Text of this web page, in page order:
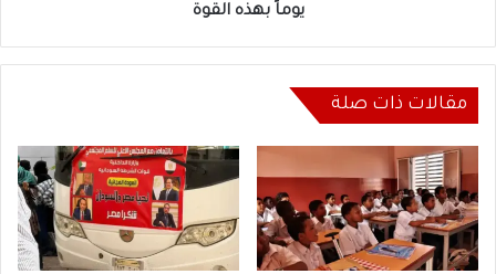
يوماً بهذه القوة
مقالات ذات صلة